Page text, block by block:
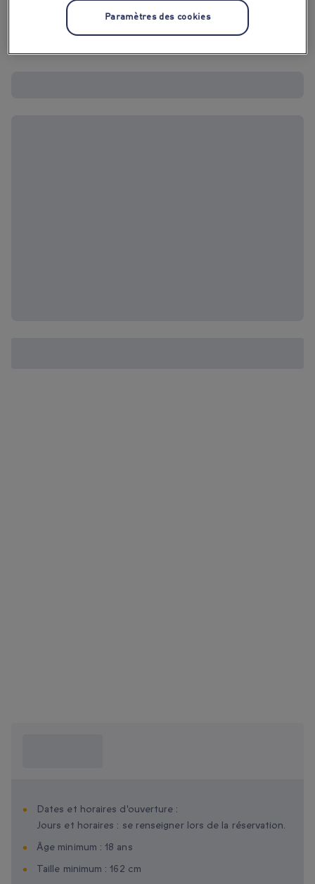
Dates et horaires d'ouverture :
Jours et horaires : se renseigner lors de la réservation.
Âge minimum : 18 ans
Taille minimum : 162 cm
Paramètres des cookies